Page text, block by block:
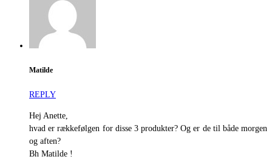
Matilde
REPLY
Hej Anette,
hvad er rækkefølgen for disse 3 produkter? Og er de til både morgen
og aften?
Bh Matilde !